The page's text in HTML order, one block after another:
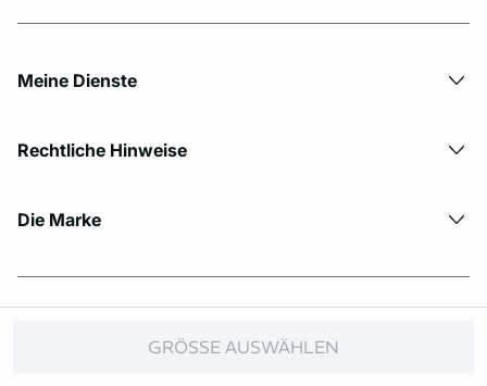
GRÖSSE AUSWÄHLEN
Meine Dienste
Rechtliche Hinweise
Die Marke